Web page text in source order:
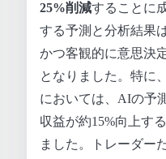
25%削減することに
する予測と分析結果
かつ客観的に意思決
となりました。特に
においては、AIの予
収益が約15%向上す
ました。トレーダー